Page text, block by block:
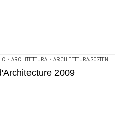
• ARCHITETTURA • ARCHITETTURA SOSTENIBILE
2009